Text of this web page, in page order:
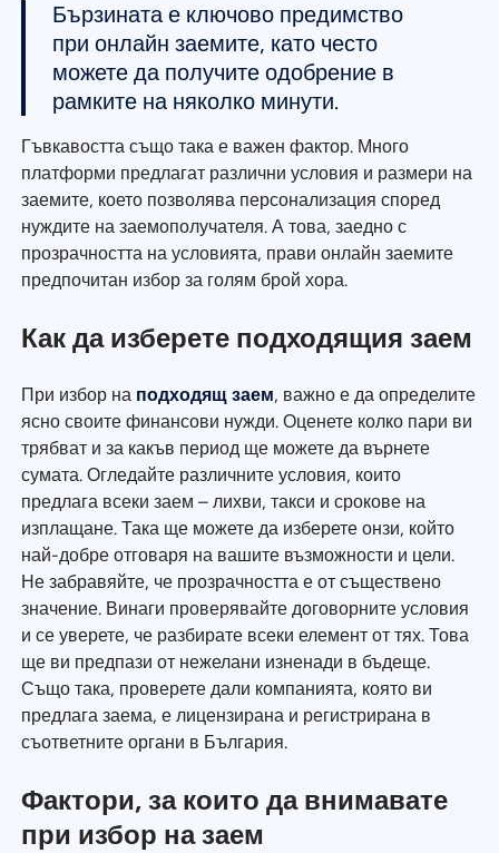
Бързината е ключово предимство
при онлайн заемите, като често
можете да получите одобрение в
рамките на няколко минути.
Гъвкавостта също така е важен фактор. Много
платформи предлагат различни условия и размери на
заемите, което позволява персонализация според
нуждите на заемополучателя. А това, заедно с
прозрачността на условията, прави онлайн заемите
предпочитан избор за голям брой хора.
Как да изберете подходящия заем
При избор на подходящ заем, важно е да определите
ясно своите финансови нужди. Оценете колко пари ви
трябват и за какъв период ще можете да върнете
сумата. Огледайте различните условия, които
предлага всеки заем – лихви, такси и срокове на
изплащане. Така ще можете да изберете онзи, който
най-добре отговаря на вашите възможности и цели.
Не забравяйте, че прозрачността е от съществено
значение. Винаги проверявайте договорните условия
и се уверете, че разбирате всеки елемент от тях. Това
ще ви предпази от нежелани изненади в бъдеще.
Също така, проверете дали компанията, която ви
предлага заема, е лицензирана и регистрирана в
съответните органи в България.
Фактори, за които да внимавате
при избор на заем